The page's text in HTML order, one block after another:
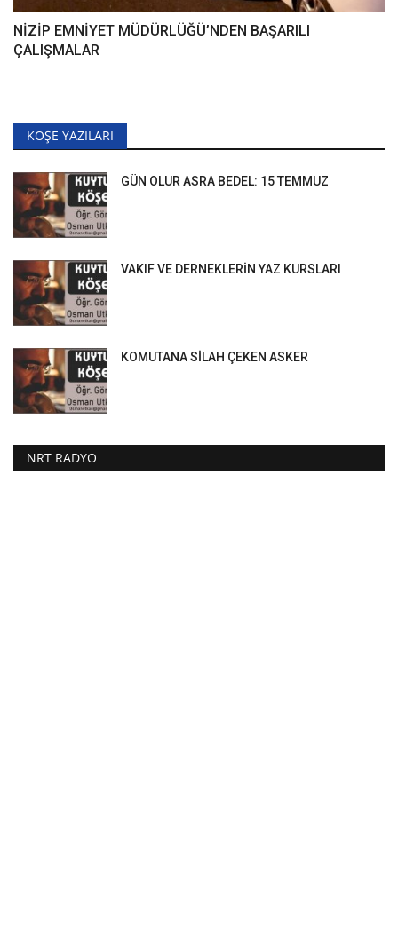
NİZİP EMNİYET MÜDÜRLÜĞÜ’NDEN BAŞARILI
ÇALIŞMALAR
KÖŞE YAZILARI
GÜN OLUR ASRA BEDEL: 15 TEMMUZ
VAKIF VE DERNEKLERİN YAZ KURSLARI
KOMUTANA SİLAH ÇEKEN ASKER
NRT RADYO